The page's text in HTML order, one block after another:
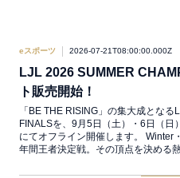
eスポーツ 2026-07-21T08:00:00.000Z
LJL 2026 SUMMER
ト販売開始！
「BE THE RISING」の集大成とな
FINALSを、9月5日（土）・6日（日
にてオフライン開催します。 Winter
年間王者決定戦。その頂点を決める